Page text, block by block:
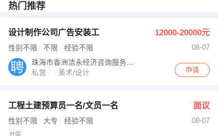
发布 [急聘：煮饭兼销售员 ] 招聘信息
热门推荐
设计制作公司广告安装工 12000-20000元
性别不限 不限 经验不限
08-07
珠海市香洲洁永经济咨询服务中心
私营
美术/设计 申请
工程土建预算员一名/文员一名 面议
性别不限 大专 经验不限 08-07
社保